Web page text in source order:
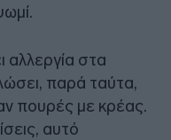
αλλεργία στα
παρά ταύτα,
πουρές με κρέας.
αυτό